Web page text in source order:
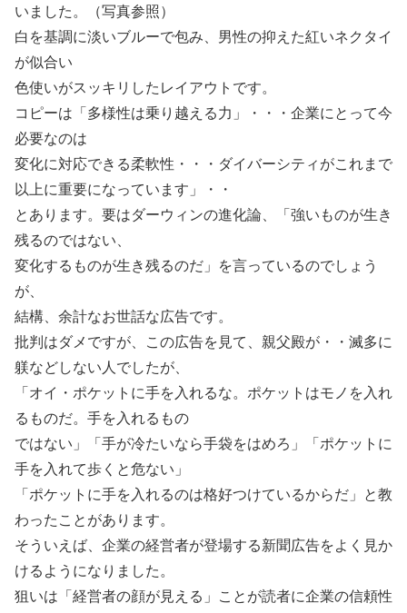
いました。（写真参照）
白を基調に淡いブルーで包み、男性の抑えた紅いネクタイ
が似合い
色使いがスッキリしたレイアウトです。
コピーは「多様性は乗り越える力」・・・企業にとって今
必要なのは
変化に対応できる柔軟性・・・ダイバーシティがこれまで
以上に重要になっています」・・
とあります。要はダーウィンの進化論、「強いものが生き
残るのではない、
変化するものが生き残るのだ」を言っているのでしょう
が、
結構、余計なお世話な広告です。
批判はダメですが、この広告を見て、親父殿が・・滅多に
躾などしない人でしたが、
「オイ・ポケットに手を入れるな。ポケットはモノを入れ
るものだ。手を入れるもの
ではない」「手が冷たいなら手袋をはめろ」「ポケットに
手を入れて歩くと危ない」
「ポケットに手を入れるのは格好つけているからだ」と教
わったことがあります。
そういえば、企業の経営者が登場する新聞広告をよく見か
けるようになりました。
狙いは「経営者の顔が見える」ことが読者に企業の信頼性